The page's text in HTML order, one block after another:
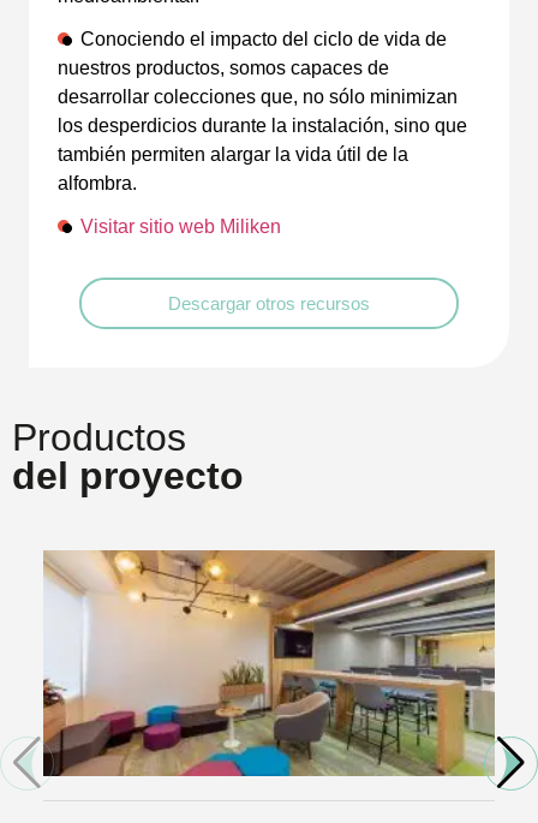
Conociendo el impacto del ciclo de vida de
nuestros productos, somos capaces de
desarrollar colecciones que, no sólo minimizan
los desperdicios durante la instalación, sino que
también permiten alargar la vida útil de la
alfombra.
Visitar sitio web Miliken
Descargar otros recursos
Productos
del proyecto